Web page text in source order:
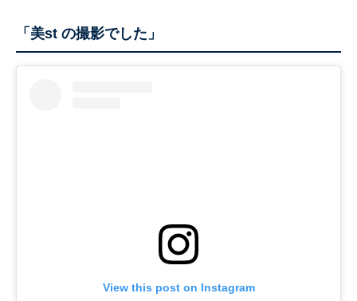
「美st の撮影でした」
View this post on Instagram